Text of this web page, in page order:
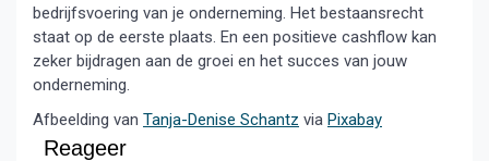
bedrijfsvoering van je onderneming. Het bestaansrecht
staat op de eerste plaats. En een positieve cashflow kan
zeker bijdragen aan de groei en het succes van jouw
onderneming.
Afbeelding van Tanja-Denise Schantz via Pixabay
Reageer